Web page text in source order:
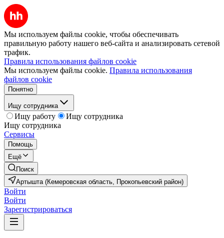
Мы используем файлы cookie, чтобы обеспечивать
правильную работу нашего веб-сайта и анализировать сетевой
трафик.
Правила использования файлов cookie
Мы используем файлы cookie. Правила использования
файлов cookie
Понятно
Ищу сотрудника
Ищу работу
Ищу сотрудника
Ищу сотрудника
Сервисы
Помощь
Ещё
Поиск
Артышта (Кемеровская область, Прокопьевский район)
Войти
Войти
Зарегистрироваться